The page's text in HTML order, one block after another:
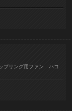
プリング用ファン ハコ